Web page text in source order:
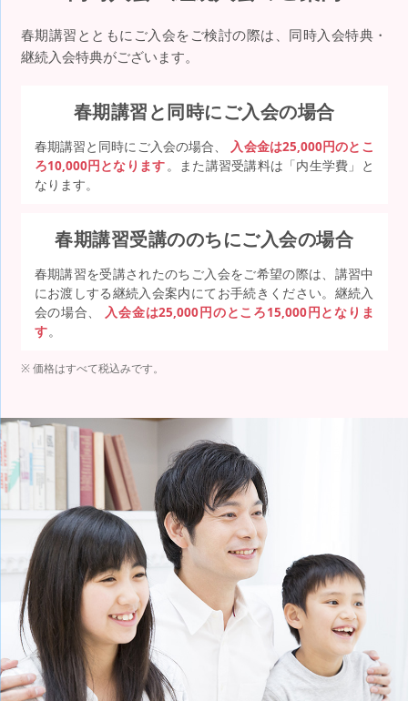
春期講習とともにご入会をご検討の際は、同時入会特典・
継続入会特典がございます。
春期講習と同時にご入会の場合
春期講習と同時にご入会の場合、
入会金は25,000円のとこ
ろ10,000円となります。また講習受講料は「内生学費」と
なります。
春期講習受講ののちにご入会の場合
春期講習を受講されたのちご入会をご希望の際は、講習中
にお渡しする継続入会案内にてお手続きください。継続入
会の場合、
入会金は25,000円のところ15,000円となりま
す。
価格はすべて税込みです。